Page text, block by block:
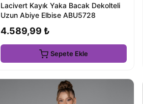
Lacivert Kayık Yaka Bacak Dekolteli
Uzun Abiye Elbise ABU5728
4.589,99 ₺
Sepete Ekle